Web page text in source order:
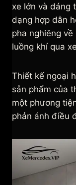
xe lớn và dáng
dạng hợp dẫn
pha nghiêng
luồng khí qua
Thiết kế ngoại
sản phẩm của
một phương
phản ánh điều